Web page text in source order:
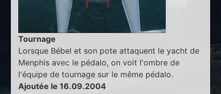
Tournage
Lorsque Bébel et son pote attaquent le yacht de
Menphis avec le pédalo, on voit l'ombre de
l'équipe de tournage sur le même pédalo.
Ajoutée le 16.09.2004